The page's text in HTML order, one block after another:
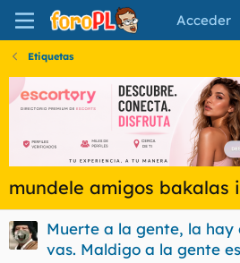
Acceder
Etiquetas
mundele amigos bakalas
Muerte a la gente, la hay
vas. Maldigo a la gente